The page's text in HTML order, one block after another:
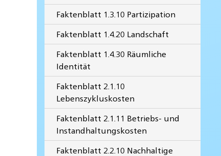
Faktenblatt 1.3.10 Partizipation
Faktenblatt 1.4.20 Landschaft
Faktenblatt 1.4.30 Räumliche
Identität
Faktenblatt 2.1.10
Lebenszykluskosten
Faktenblatt 2.1.11 Betriebs- und
Instandhaltungskosten
Faktenblatt 2.2.10 Nachhaltige